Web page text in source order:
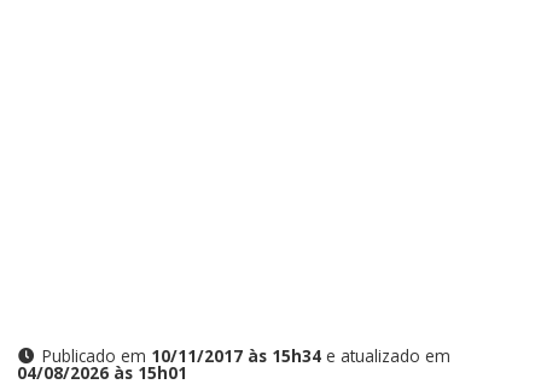
Publicado em 10/11/2017 às 15h34e atualizado em
04/08/2026 às 15h01